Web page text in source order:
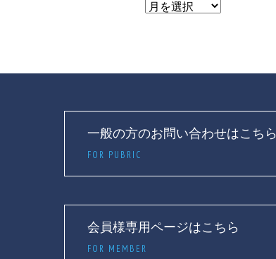
一般の方のお問い合わせはこちら
FOR PUBRIC
会員様専用ページはこちら
FOR MEMBER